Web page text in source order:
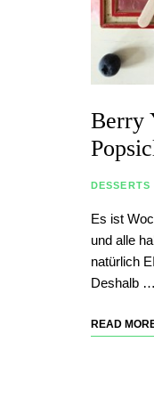
Berry
DESSERTS
Es ist
und alle
natürlich
Deshalb …
READ